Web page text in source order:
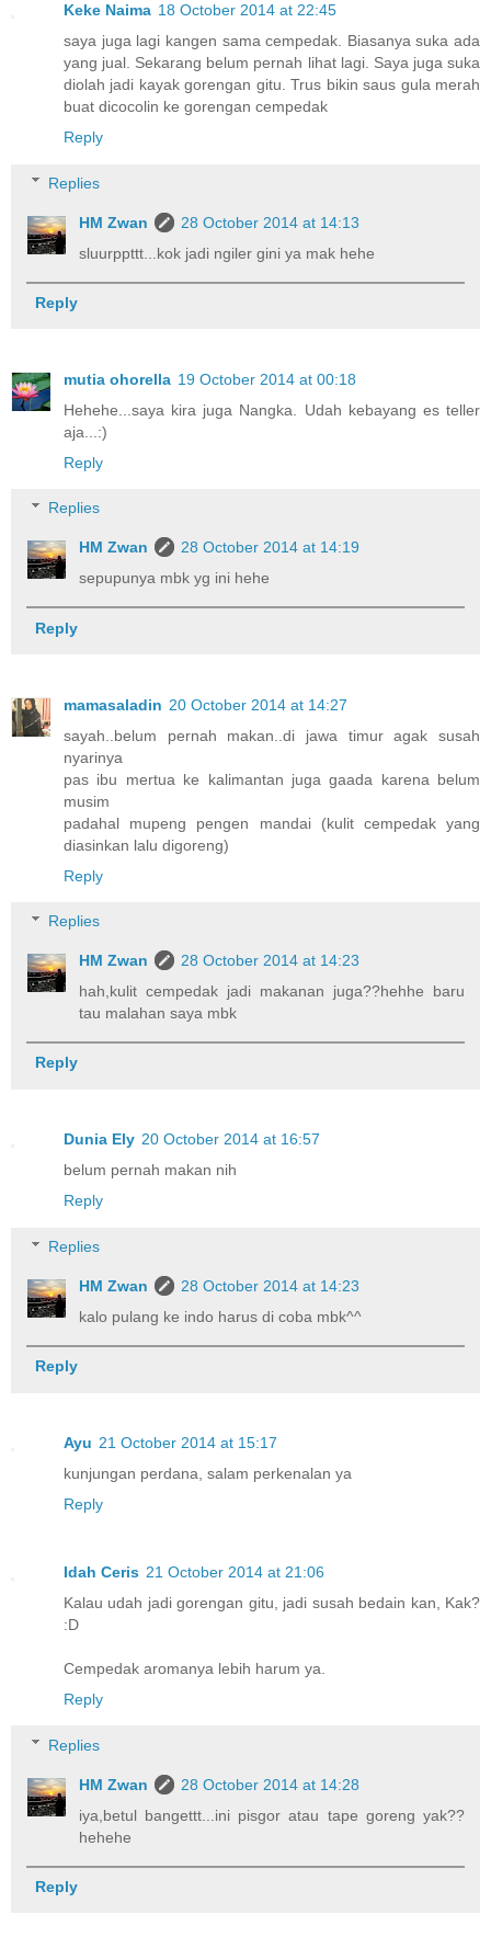
Keke Naima 18 October 2014 at 22:45
saya juga lagi kangen sama cempedak. Biasanya suka ada
yang jual. Sekarang belum pernah lihat lagi. Saya juga suka
diolah jadi kayak gorengan gitu. Trus bikin saus gula merah
buat dicocolin ke gorengan cempedak
Reply
Replies
HM Zwan
28 October 2014 at 14:13
sluurppttt...kok jadi ngiler gini ya mak hehe
Reply
mutia ohorella 19 October 2014 at 00:18
Hehehe...saya kira juga Nangka. Udah kebayang es teller
aja...:)
Reply
Replies
HM Zwan
28 October 2014 at 14:19
sepupunya mbk yg ini hehe
Reply
mamasaladin 20 October 2014 at 14:27
sayah..belum pernah makan..di jawa timur agak susah
nyarinya
pas ibu mertua ke kalimantan juga gaada karena belum
musim
padahal mupeng pengen mandai (kulit cempedak yang
diasinkan lalu digoreng)
Reply
Replies
HM Zwan
28 October 2014 at 14:23
hah,kulit cempedak jadi makanan juga??hehhe baru
tau malahan saya mbk
Reply
Dunia Ely 20 October 2014 at 16:57
belum pernah makan nih
Reply
Replies
HM Zwan
28 October 2014 at 14:23
kalo pulang ke indo harus di coba mbk^^
Reply
Ayu 21 October 2014 at 15:17
kunjungan perdana, salam perkenalan ya
Reply
Idah Ceris 21 October 2014 at 21:06
Kalau udah jadi gorengan gitu, jadi susah bedain kan, Kak?
:D
Cempedak aromanya lebih harum ya.
Reply
Replies
HM Zwan
28 October 2014 at 14:28
iya,betul bangettt...ini pisgor atau tape goreng yak??
hehehe
Reply